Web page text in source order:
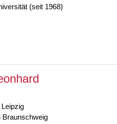
(seit 1968)
Braunschweig